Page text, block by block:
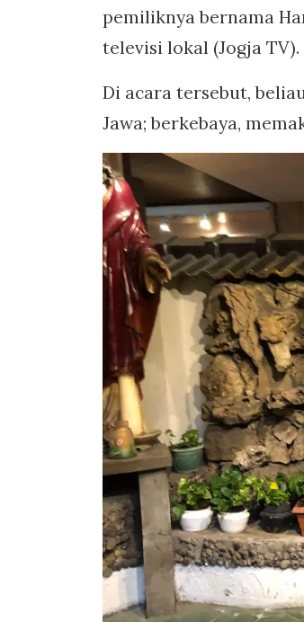
pemiliknya bernama
televisi lokal (Jogja TV).
Di acara tersebut,
Jawa; berkebaya,